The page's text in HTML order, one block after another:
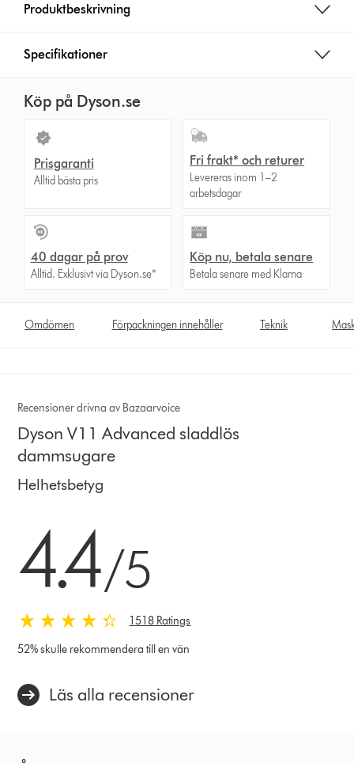
Produktbeskrivning
Specifikationer
Köp på Dyson.se
Prisgaranti
Alltid bästa pris
Fri frakt* och returer
Levereras inom 1–2
arbetsdagar
40 dagar på prov
Alltid. Exklusivt via Dyson.se*
Köp nu, betala senare
Betala senare med Klarna
Omdömen Förpackningen innehåller Teknik
Recensioner drivna av Bazaarvoice
Dyson V11 Advanced sladdlös
dammsugare
Helhetsbetyg
4.4/5
1518 Ratings
52% skulle rekommendera till en vän
Läs alla recensioner